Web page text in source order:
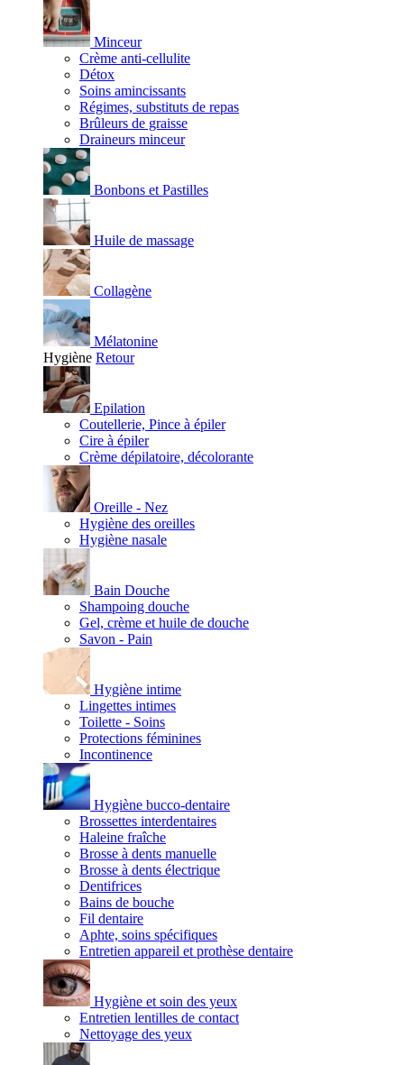
Minceur
Crème anti-cellulite
Détox
Soins amincissants
Régimes, substituts de repas
Brûleurs de graisse
Draineurs minceur
Bonbons et Pastilles
Huile de massage
Collagène
Mélatonine
Hygiène Retour
Epilation
Coutellerie, Pince à épiler
Cire à épiler
Crème dépilatoire, décolorante
Oreille - Nez
Hygiène des oreilles
Hygiène nasale
Bain Douche
Shampoing douche
Gel, crème et huile de douche
Savon - Pain
Hygiène intime
Lingettes intimes
Toilette - Soins
Protections féminines
Incontinence
Hygiène bucco-dentaire
Brossettes interdentaires
Haleine fraîche
Brosse à dents manuelle
Brosse à dents électrique
Dentifrices
Bains de bouche
Fil dentaire
Aphte, soins spécifiques
Entretien appareil et prothèse dentaire
Hygiène et soin des yeux
Entretien lentilles de contact
Nettoyage des yeux